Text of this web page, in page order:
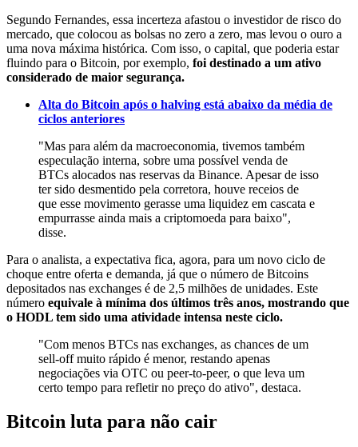
Segundo Fernandes, essa incerteza afastou o investidor de risco do
mercado, que colocou as bolsas no zero a zero, mas levou o ouro a
uma nova máxima histórica. Com isso, o capital, que poderia estar
fluindo para o Bitcoin, por exemplo, foi destinado a um ativo
considerado de maior segurança.
Alta do Bitcoin após o halving está abaixo da média de
ciclos anteriores
"Mas para além da macroeconomia, tivemos também
especulação interna, sobre uma possível venda de
BTCs alocados nas reservas da Binance. Apesar de isso
ter sido desmentido pela corretora, houve receios de
que esse movimento gerasse uma liquidez em cascata e
empurrasse ainda mais a criptomoeda para baixo",
disse.
Para o analista, a expectativa fica, agora, para um novo ciclo de
choque entre oferta e demanda, já que o número de Bitcoins
depositados nas exchanges é de 2,5 milhões de unidades. Este
número equivale à mínima dos últimos três anos, mostrando que
o HODL tem sido uma atividade intensa neste ciclo.
"Com menos BTCs nas exchanges, as chances de um
sell-off muito rápido é menor, restando apenas
negociações via OTC ou peer-to-peer, o que leva um
certo tempo para refletir no preço do ativo", destaca.
Bitcoin luta para não cair